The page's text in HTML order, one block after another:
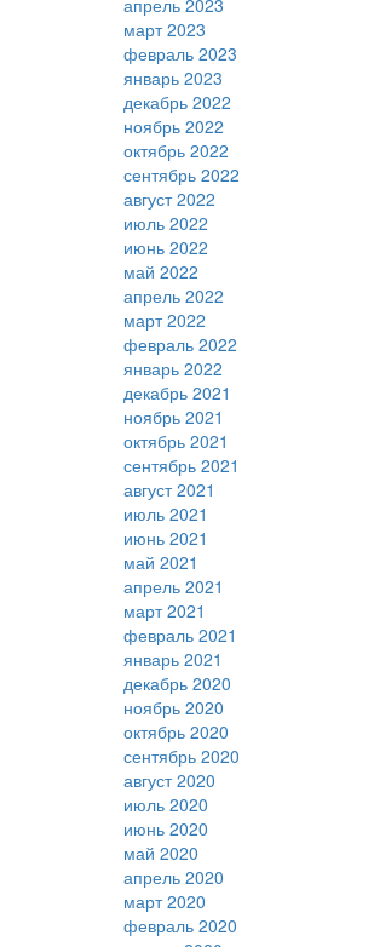
апрель 2023
март 2023
февраль 2023
январь 2023
декабрь 2022
ноябрь 2022
октябрь 2022
сентябрь 2022
август 2022
июль 2022
июнь 2022
май 2022
апрель 2022
март 2022
февраль 2022
январь 2022
декабрь 2021
ноябрь 2021
октябрь 2021
сентябрь 2021
август 2021
июль 2021
июнь 2021
май 2021
апрель 2021
март 2021
февраль 2021
январь 2021
декабрь 2020
ноябрь 2020
октябрь 2020
сентябрь 2020
август 2020
июль 2020
июнь 2020
май 2020
апрель 2020
март 2020
февраль 2020